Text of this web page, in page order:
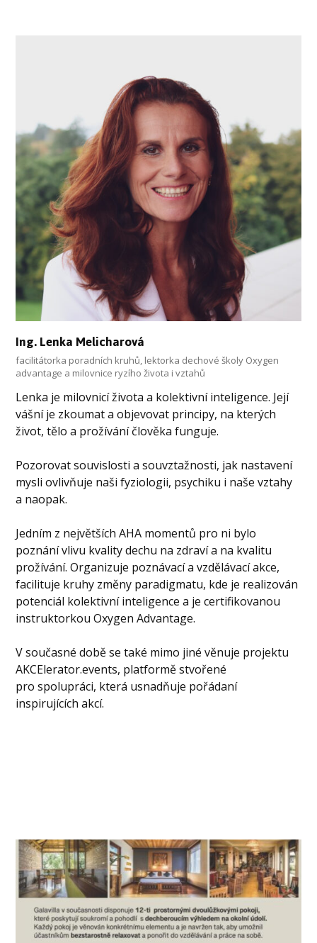
Ing. Lenka Melicharová
facilitátorka poradních kruhů, lektorka dechové školy Oxygen
advantage a milovnice ryzího života i vztahů
Lenka je milovnicí života a kolektivní inteligence. Její
vášní je zkoumat a objevovat principy, na kterých
život, tělo a prožívání člověka funguje.
Pozorovat souvislosti a souvztažnosti, jak nastavení
mysli ovlivňuje naši fyziologii, psychiku i naše vztahy
a naopak.
Jedním z největších AHA momentů pro ni bylo
poznání vlivu kvality dechu na zdraví a na kvalitu
prožívání. Organizuje poznávací a vzdělávací akce,
facilituje kruhy změny paradigmatu, kde je realizován
potenciál kolektivní inteligence a je certifikovanou
instruktorkou Oxygen Advantage.
V současné době se také mimo jiné věnuje projektu
AKCElerator.events, platformě stvořené
pro spolupráci, která usnadňuje pořádaní
inspirujících akcí.